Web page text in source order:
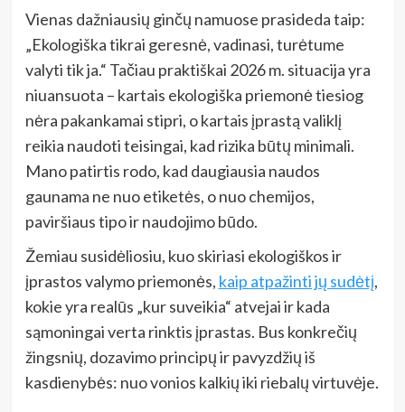
Vienas dažniausių ginčų namuose prasideda taip:
„Ekologiška tikrai geresnė, vadinasi, turėtume
valyti tik ja.“ Tačiau praktiškai 2026 m. situacija yra
niuansuota – kartais ekologiška priemonė tiesiog
nėra pakankamai stipri, o kartais įprastą valiklį
reikia naudoti teisingai, kad rizika būtų minimali.
Mano patirtis rodo, kad daugiausia naudos
gaunama ne nuo etiketės, o nuo chemijos,
paviršiaus tipo ir naudojimo būdo.
Žemiau susidėliosiu, kuo skiriasi ekologiškos ir
įprastos valymo priemonės, kaip atpažinti jų sudėtį,
kokie yra realūs „kur suveikia“ atvejai ir kada
sąmoningai verta rinktis įprastas. Bus konkrečių
žingsnių, dozavimo principų ir pavyzdžių iš
kasdienybės: nuo vonios kalkių iki riebalų virtuvėje.